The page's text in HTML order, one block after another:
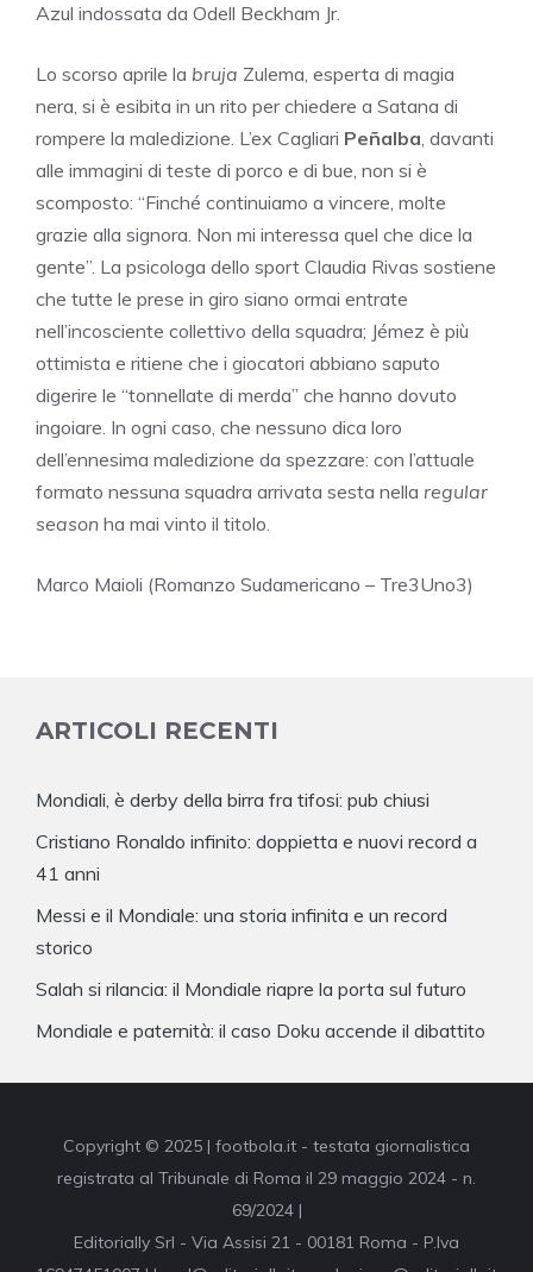
Azul indossata da Odell Beckham Jr.
Lo scorso aprile la bruja Zulema, esperta di magia
nera, si è esibita in un rito per chiedere a Satana di
rompere la maledizione. L’ex Cagliari Peñalba, davanti
alle immagini di teste di porco e di bue, non si è
scomposto: “Finché continuiamo a vincere, molte
grazie alla signora. Non mi interessa quel che dice la
gente”. La psicologa dello sport Claudia Rivas sostiene
che tutte le prese in giro siano ormai entrate
nell’incosciente collettivo della squadra; Jémez è più
ottimista e ritiene che i giocatori abbiano saputo
digerire le “tonnellate di merda” che hanno dovuto
ingoiare. In ogni caso, che nessuno dica loro
dell’ennesima maledizione da spezzare: con l’attuale
formato nessuna squadra arrivata sesta nella regular
season ha mai vinto il titolo.
Marco Maioli (Romanzo Sudamericano – Tre3Uno3)
ARTICOLI RECENTI
Mondiali, è derby della birra fra tifosi: pub chiusi
Cristiano Ronaldo infinito: doppietta e nuovi record a
41 anni
Messi e il Mondiale: una storia infinita e un record
storico
Salah si rilancia: il Mondiale riapre la porta sul futuro
Mondiale e paternità: il caso Doku accende il dibattito
Copyright © 2025 | footbola.it - testata giornalistica
registrata al Tribunale di Roma il 29 maggio 2024 - n.
69/2024 |
Editorially Srl - Via Assisi 21 - 00181 Roma - P.Iva